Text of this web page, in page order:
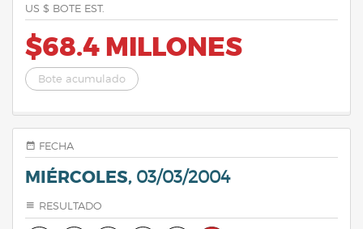
US $ BOTE EST.
$68.4 MILLONES
Bote acumulado
FECHA
MIÉRCOLES, 03/03/2004
RESULTADO